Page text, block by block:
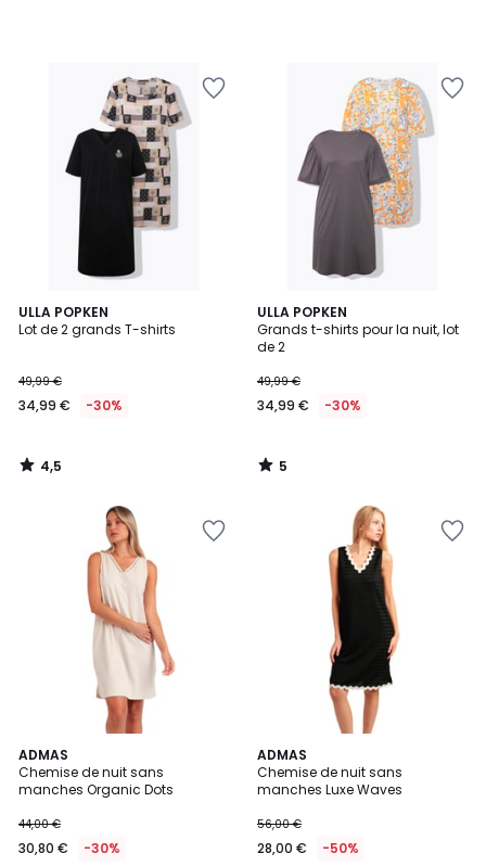
ULLA POPKEN
Lot de 2 grands T-shirts
49,99 €
34,99 € -30%
4,5
/ 5
4,5
/
ULLA POPKEN
Grands t-shirts pour la nuit, lot
de 2
49,99 €
34,99 € -30%
5
/
5
5
/
ADMAS
Chemise de nuit sans
manches Organic Dots
44,00 €
30,80 € -30%
ADMAS
Chemise de nuit sans
manches Luxe Waves
56,00 €
28,00 € -50%
2
Couleurs